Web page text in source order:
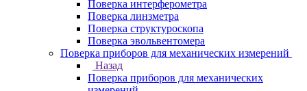
Поверка интерферометра
Поверка линзметра
Поверка структуроскопа
Поверка эвольвентомера
Поверка приборов для механических измерений
Назад
Поверка приборов для механических